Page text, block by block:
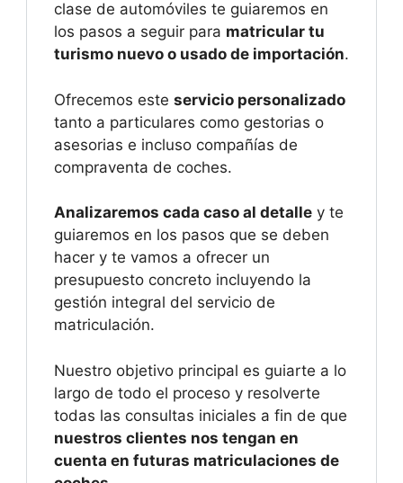
clase de automóviles te guiaremos en
los pasos a seguir para matricular tu
turismo nuevo o usado de importación.
Ofrecemos este servicio personalizado
tanto a particulares como gestorias o
asesorias e incluso compañías de
compraventa de coches.
Analizaremos cada caso al detalle y te
guiaremos en los pasos que se deben
hacer y te vamos a ofrecer un
presupuesto concreto incluyendo la
gestión integral del servicio de
matriculación.
Nuestro objetivo principal es guiarte a lo
largo de todo el proceso y resolverte
todas las consultas iniciales a fin de que
nuestros clientes nos tengan en
cuenta en futuras matriculaciones de